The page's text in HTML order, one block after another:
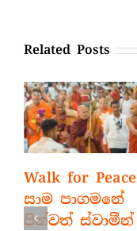
Related Posts
Walk for Peace
සාම පාගමනේ
පින්වත් ස්වාමීන්